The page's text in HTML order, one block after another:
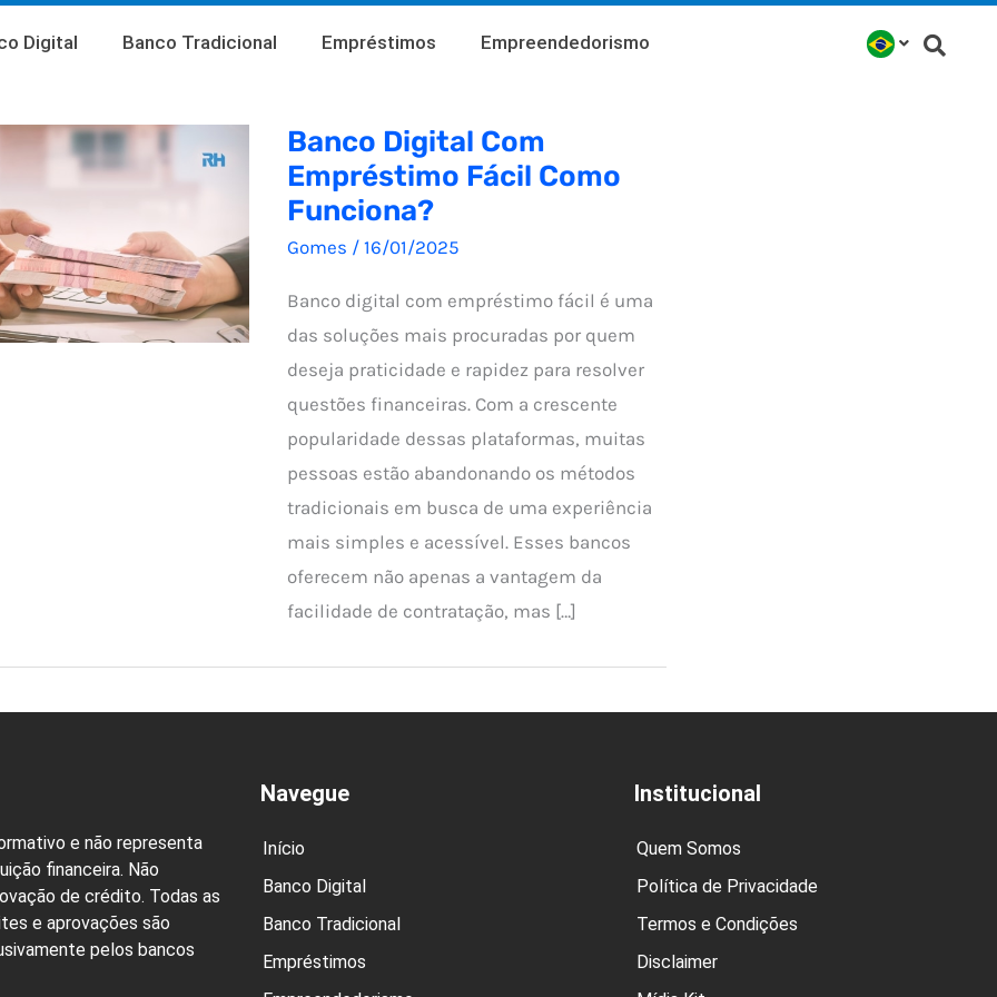
Digital Banco Tradicional Empréstimos Empreendedorismo
Banco Digital Com
Empréstimo Fácil Como
Funciona?
Gomes / 16/01/2025
Banco digital com empréstimo fácil é uma
das soluções mais procuradas por quem
deseja praticidade e rapidez para resolver
questões financeiras. Com a crescente
popularidade dessas plataformas, muitas
pessoas estão abandonando os métodos
tradicionais em busca de uma experiência
mais simples e acessível. Esses bancos
oferecem não apenas a vantagem da
facilidade de contratação, mas […]
e não representa
financeira. Não
de crédito. Todas as
e aprovações são
pelos bancos
Navegue
Início
Banco Digital
Banco Tradicional
Empréstimos
Institucional
Quem Somos
Política de Privacidade
Termos e Condições
Disclaimer